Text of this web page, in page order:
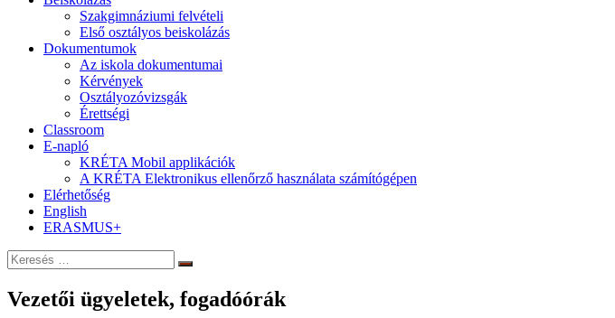
Művészeti
Szakgimnázium
Szakgimnáziumi felvételi
Első osztályos beiskolázás
Dokumentumok
Az iskola dokumentumai
Kérvények
Osztályozóvizsgák
Érettségi
Classroom
E-napló
KRÉTA Mobil applikációk
A KRÉTA Elektronikus ellenőrző használata számítógépen
Elérhetőség
English
ERASMUS+
Keresés:
Keresés
Vezetői ügyeletek, fogadóórák